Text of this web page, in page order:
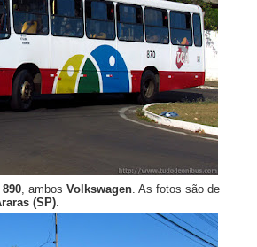
890 , ambos Volkswagen . As fotos são de
(SP)